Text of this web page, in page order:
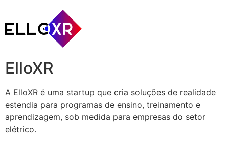
ElloXR
A ElloXR é uma startup que cria soluções de realidade
estendia para programas de ensino, treinamento e
aprendizagem, sob medida para empresas do setor
elétrico.